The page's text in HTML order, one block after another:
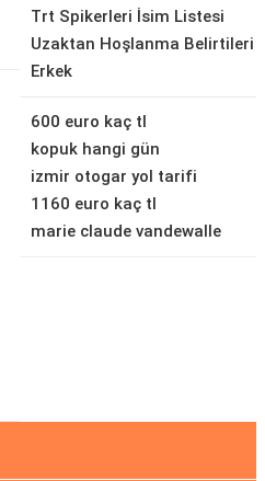
Trt Spikerleri İsim Listesi
Uzaktan Hoşlanma Belirtileri
Erkek
600 euro kaç tl
kopuk hangi gün
izmir otogar yol tarifi
1160 euro kaç tl
marie claude vandewalle